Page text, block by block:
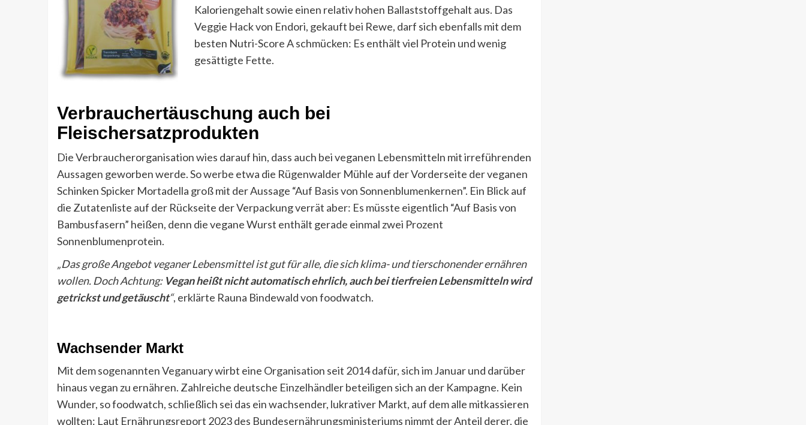
Kaloriengehalt sowie einen relativ hohen Ballaststoffgehalt aus. Das
Veggie Hack von Endori, gekauft bei Rewe, darf sich ebenfalls mit dem
besten Nutri-Score A schmücken: Es enthält viel Protein und wenig
gesättigte Fette.
Verbrauchertäuschung auch bei
Fleischersatzprodukten
Die Verbraucherorganisation wies darauf hin, dass auch bei veganen Lebensmitteln mit irreführenden
Aussagen geworben werde. So werbe etwa die Rügenwalder Mühle auf der Vorderseite der veganen
Schinken Spicker Mortadella groß mit der Aussage “Auf Basis von Sonnenblumenkernen”. Ein Blick auf
die Zutatenliste auf der Rückseite der Verpackung verrät aber: Es müsste eigentlich “Auf Basis von
Bambusfasern” heißen, denn die vegane Wurst enthält gerade einmal zwei Prozent
Sonnenblumenprotein.
„Das große Angebot veganer Lebensmittel ist gut für alle, die sich klima- und tierschonender ernähren
wollen. Doch Achtung: Vegan heißt nicht automatisch ehrlich, auch bei tierfreien Lebensmitteln wird
getrickst und getäuscht“, erklärte Rauna Bindewald von foodwatch.
Wachsender Markt
Mit dem sogenannten Veganuary wirbt eine Organisation seit 2014 dafür, sich im Januar und darüber
hinaus vegan zu ernähren. Zahlreiche deutsche Einzelhändler beteiligen sich an der Kampagne. Kein
Wunder, so foodwatch, schließlich sei das ein wachsender, lukrativer Markt, auf dem alle mitkassieren
wollten: Laut Ernährungsreport 2023 des Bundesernährungsministeriums nimmt der Anteil derer, die